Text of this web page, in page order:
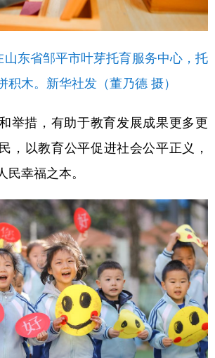
山东省邹平市叶芽托育服务中心，托
积木。新华社发（董乃德 摄）
措，有助于教育发展成果更多更
，以教育公平促进社会公平正义，
民幸福之本。